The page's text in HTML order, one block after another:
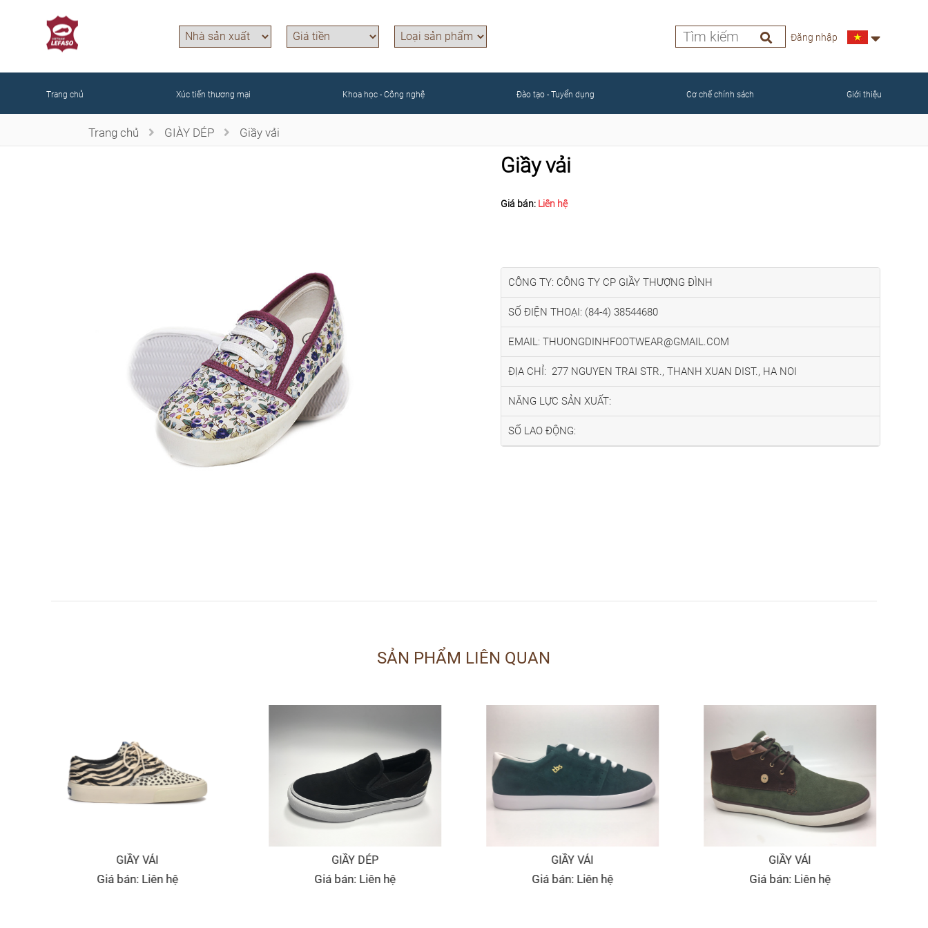
Đăng nhập
Trang chủ Xúc tiến thương mại Khoa học - Công nghệ Đào tạo - Tuyển dụng Cơ chế chính sách Giới thiệu
Trang chủ GIÀY DÉP Giầy vải
Giầy vải
Giá bán: Liên hệ
CÔNG TY: CÔNG TY CP GIẦY THƯỢNG ĐÌNH
SỐ ĐIỆN THOẠI: (84-4) 38544680
EMAIL: THUONGDINHFOOTWEAR@GMAIL.COM
ĐỊA CHỈ: 277 NGUYEN TRAI STR., THANH XUAN DIST., HA NOI
NĂNG LỰC SẢN XUẤT:
SỐ LAO ĐỘNG:
SẢN PHẨM LIÊN QUAN
GIẦY VẢI
Giá bán: Liên hệ
GIẦY DÉP
Giá bán: Liên hệ
GIẦY VẢI
Giá bán: Liên hệ
GIẦY VẢI
Giá bán: Liên hệ